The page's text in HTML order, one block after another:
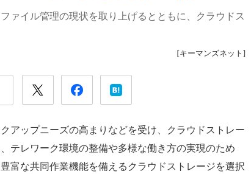
ァイル管理の現状を取り上げるとともに、クラウドス
[キーマンズネット ]
アップニーズの高まりなどを受け、クラウドストレー
テレワーク環境の整備や多様な働き方の実現のため
富な共同作業機能を備えるクラウドストレージを選択